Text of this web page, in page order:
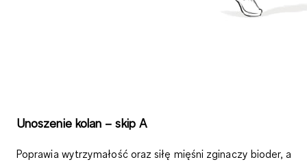
Unoszenie kolan – skip A
Poprawia wytrzymałość oraz siłę mięśni zginaczy bioder, a